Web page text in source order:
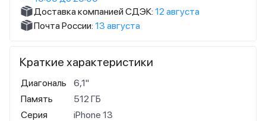
Доставка компанией СДЭК: 12 августа
Почта России: 13 августа
Краткие характеристики
Диагональ
6,1"
Память
512 ГБ
Серия
iPhone 13